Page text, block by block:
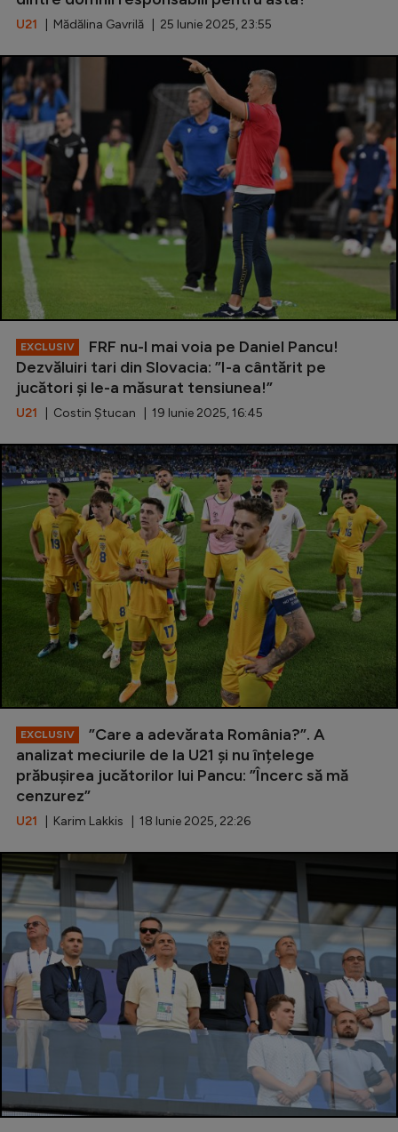
U21 | Mădălina Gavrilă | 25 Iunie 2025, 23:55
EXCLUSIV
FRF nu-l mai voia pe Daniel Pancu!
Dezvăluiri tari din Slovacia: ”I-a cântărit pe
jucători și le-a măsurat tensiunea!”
U21 | Costin Ștucan | 19 Iunie 2025, 16:45
EXCLUSIV
”Care a adevărata România?”. A
analizat meciurile de la U21 și nu înțelege
prăbușirea jucătorilor lui Pancu: ”Încerc să mă
cenzurez”
U21 | Karim Lakkis | 18 Iunie 2025, 22:26